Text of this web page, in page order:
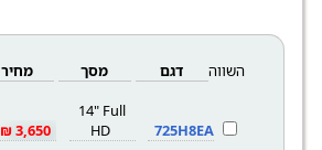
השווה דגם מסך מחיר
725H8EA
14" Full
HD
3,650 ₪